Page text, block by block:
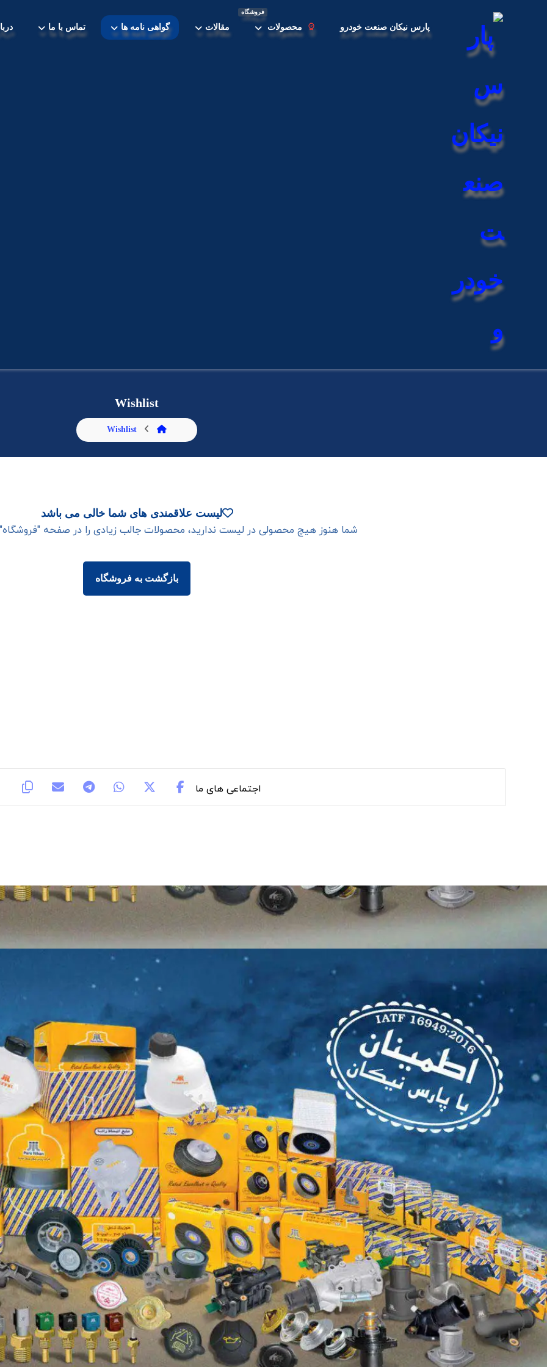
پارس نیکان صنعت خودرو محصولات
فروشگاه
مقالات گواهی نامه ها تماس با ما
Wishlist
Wishlist
لیست علاقمندی های شما خالی می باشد
شما هنوز هیچ محصولی در لیست ندارید، محصولات جالب زیادی را در صفحه "فروشگاه"
بازگشت به فروشگاه